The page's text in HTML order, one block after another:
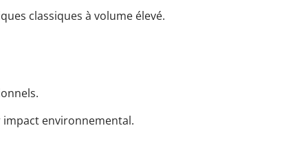
classiques à volume élevé.
environnemental.